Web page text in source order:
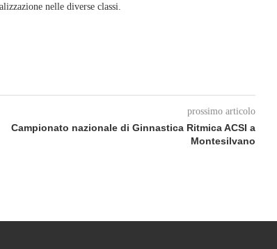
nelle diverse classi.
prossimo articolo
Campionato nazionale di Ginnastica Ritmica ACSI a
Montesilvano